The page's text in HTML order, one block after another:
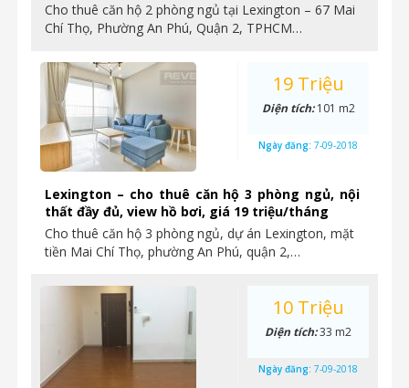
Cho thuê căn hộ 2 phòng ngủ tại Lexington – 67 Mai
Chí Thọ, Phường An Phú, Quận 2, TPHCM…
Lexington – cho thuê căn hộ 3 phòng ngủ, nội
thất đầy đủ, view hồ bơi, giá 19 triệu/tháng
Cho thuê căn hộ 3 phòng ngủ, dự án Lexington, mặt
tiền Mai Chí Thọ, phường An Phú, quận 2,…
19 Triệu
Diện tích:101 m2
Ngày đăng: 7-09-2018
10 Triệu
Diện tích:33 m2
Ngày đăng: 7-09-2018